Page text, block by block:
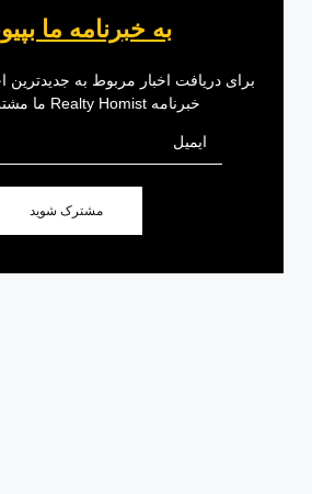
به خبرنامه ما
برای دریافت اخبار مربوط به جدیدترین
خبرنامه Realty Homist ما مشترک شوید.
مشترک شوید